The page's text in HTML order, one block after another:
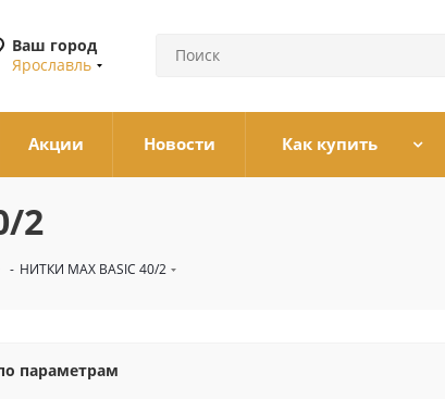
Ваш город
Ярославль
Акции Новости Как купить
2
- НИТКИ МАХ BASIC 40/2
параметрам